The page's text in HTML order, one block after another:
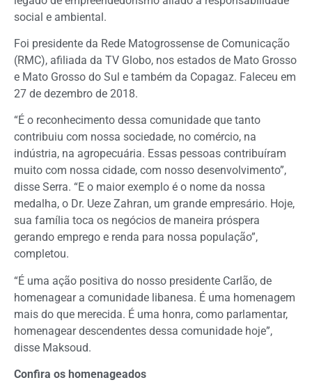
social e ambiental.
Foi presidente da Rede Matogrossense de Comunicação
(RMC), afiliada da TV Globo, nos estados de Mato Grosso
e Mato Grosso do Sul e também da Copagaz. Faleceu em
27 de dezembro de 2018.
“É o reconhecimento dessa comunidade que tanto
contribuiu com nossa sociedade, no comércio, na
indústria, na agropecuária. Essas pessoas contribuíram
muito com nossa cidade, com nosso desenvolvimento”,
disse Serra. “E o maior exemplo é o nome da nossa
medalha, o Dr. Ueze Zahran, um grande empresário. Hoje,
sua família toca os negócios de maneira próspera
gerando emprego e renda para nossa população”,
completou.
“É uma ação positiva do nosso presidente Carlão, de
homenagear a comunidade libanesa. É uma homenagem
mais do que merecida. É uma honra, como parlamentar,
homenagear descendentes dessa comunidade hoje”,
disse Maksoud.
Confira os homenageados